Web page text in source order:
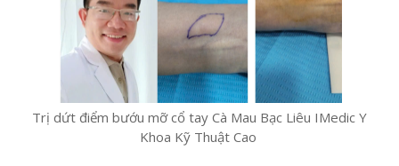
Trị dứt điểm bướu mỡ cổ tay Cà Mau Bạc Liêu IMedic Y
Khoa Kỹ Thuật Cao